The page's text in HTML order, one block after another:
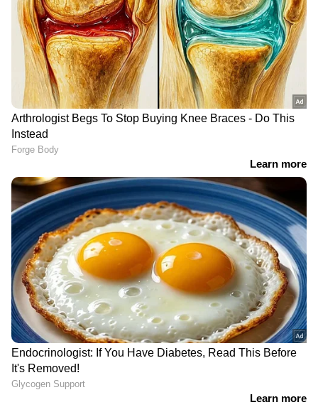
LATEST VIDEOS
പത്രിക തള്ളിയവരുടെ പേര്
സ്ഥാനാര്‍ത്ഥി പട്ടികയിൽ; ഷാര്‍ജ
ഇന്ത്യൻ അസോസിയേഷൻ
തെര‍ഞ്ഞെടുപ്പിൽ തര്‍ക്കം
ലക്ഷം രൂപയുടെ സിഗരറ്റ്
മോഷണം; തമിഴ്നാട് സ്വദേശി
പിടിയിൽ | Kannur